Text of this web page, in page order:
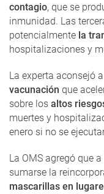
contagio, que se
inmunidad. Las
potencialmente la
hospitalizaciones y
La experta aconsejó
vacunación que
sobre los altos
muertes y
enero si no se
La OMS agregó que
sumarse la
mascarillas en